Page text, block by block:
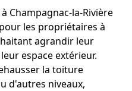
à Champagnac-la-Rivière
les propriétaires à
agrandir leur
espace extérieur.
la toiture
d'autres niveaux,